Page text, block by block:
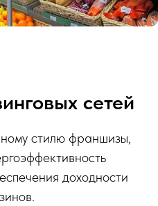
сетей
стилю франшизы,
доходности